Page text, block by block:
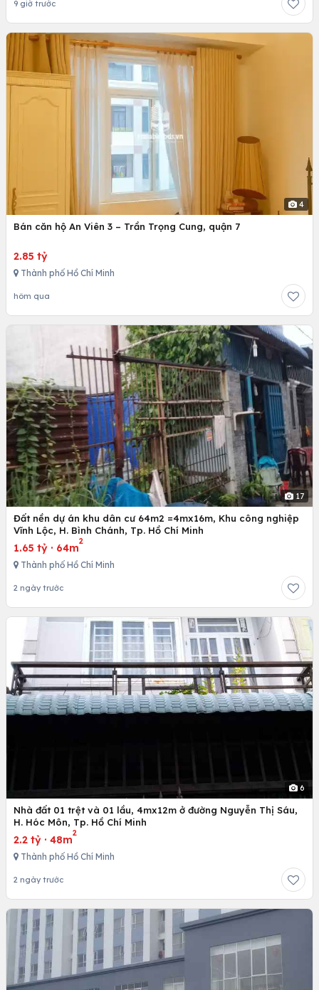
9 giờ trước
4
Bán căn hộ An Viên 3 – Trần Trọng Cung, quận 7
2.85 tỷ
Thành phố Hồ Chí Minh
hôm qua
17
Đất nền dự án khu dân cư 64m2 =4mx16m, Khu công nghiệp
Vĩnh Lộc, H. Bình Chánh, Tp. Hồ Chí Minh
1.65 tỷ · 64m
2
Thành phố Hồ Chí Minh
2 ngày trước
6
Nhà đất 01 trệt và 01 lầu, 4mx12m ở đường Nguyễn Thị Sáu,
H. Hóc Môn, Tp. Hồ Chí Minh
2.2 tỷ · 48m
2
Thành phố Hồ Chí Minh
2 ngày trước